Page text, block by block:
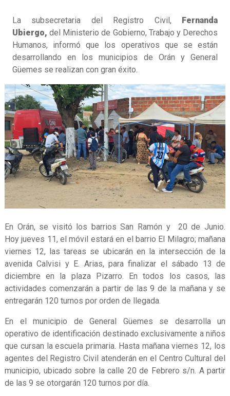
La subsecretaria del Registro Civil, Fernanda
Ubiergo, del Ministerio de Gobierno, Trabajo y Derechos
Humanos, informó que los operativos que se están
desarrollando en los municipios de Orán y General
Güemes se realizan con gran éxito.
En Orán, se visitó los barrios San Ramón y 20 de Junio.
Hoy jueves 11, el móvil estará en el barrio El Milagro; mañana
viernes 12, las tareas se ubicarán en la intersección de la
avenida Calvisi y E. Arias, para finalizar el sábado 13 de
diciembre en la plaza Pizarro. En todos los casos, las
actividades comenzarán a partir de las 9 de la mañana y se
entregarán 120 turnos por orden de llegada.
En el municipio de General Güemes se desarrolla un
operativo de identificación destinado exclusivamente a niños
que cursan la escuela primaria. Hasta mañana viernes 12, los
agentes del Registro Civil atenderán en el Centro Cultural del
municipio, ubicado sobre la calle 20 de Febrero s/n. A partir
de las 9 se otorgarán 120 turnos por día.